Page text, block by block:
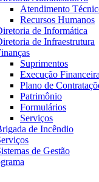
Atendimento
Recursos Humanos
de Informática
de Infraestrutura
Suprimentos
Execução Financeira
Plano de
Patrimônio
Formulários
Serviços
de Incêndio
de Gestão